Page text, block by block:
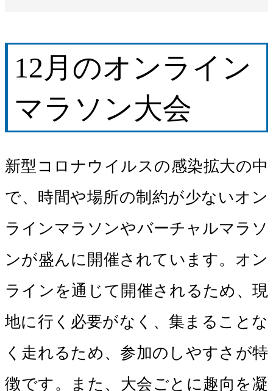
12月のオンライン
マラソン大会
新型コロナウイルスの感染拡大の中
で、時間や場所の制約が少ないオン
ラインマラソンやバーチャルマラソ
ンが盛んに開催されています。オン
ラインを通じて開催されるため、現
地に行く必要がなく、集まることな
く走れるため、参加のしやすさが特
徴です。また、大会ごとに趣向を凝